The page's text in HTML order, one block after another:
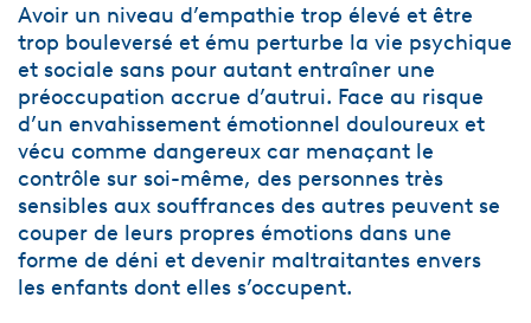
Avoir un niveau d’empathie trop élevé et être
trop bouleversé et ému perturbe la vie psychique
et sociale sans pour autant entraîner une
préoccupation accrue d’autrui. Face au risque
d’un envahissement émotionnel douloureux et
vécu comme dangereux car menaçant le
contrôle sur soi-même, des personnes très
sensibles aux souffrances des autres peuvent se
couper de leurs propres émotions dans une
forme de déni et devenir maltraitantes envers
les enfants dont elles s’occupent.